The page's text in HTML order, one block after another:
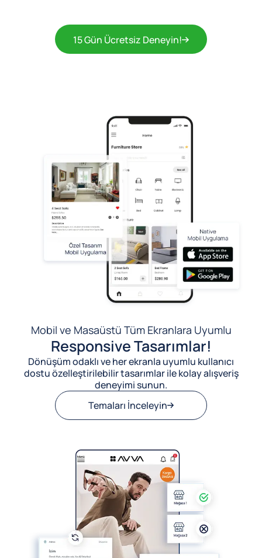
15 Gün Ücretsiz Deneyin!
Mobil ve Masaüstü Tüm Ekranlara Uyumlu
Responsive Tasarımlar!
Dönüşüm odaklı ve her ekranla uyumlu kullanıcı
dostu özelleştirilebilir tasarımlar ile kolay alışveriş
deneyimi sunun.
Temaları İnceleyin